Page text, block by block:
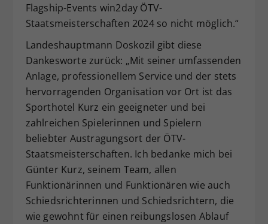
Flagship-Events win2day ÖTV-
Staatsmeisterschaften 2024 so nicht möglich.“
Landeshauptmann Doskozil gibt diese
Dankesworte zurück: „Mit seiner umfassenden
Anlage, professionellem Service und der stets
hervorragenden Organisation vor Ort ist das
Sporthotel Kurz ein geeigneter und bei
zahlreichen Spielerinnen und Spielern
beliebter Austragungsort der ÖTV-
Staatsmeisterschaften. Ich bedanke mich bei
Günter Kurz, seinem Team, allen
Funktionärinnen und Funktionären wie auch
Schiedsrichterinnen und Schiedsrichtern, die
wie gewohnt für einen reibungslosen Ablauf